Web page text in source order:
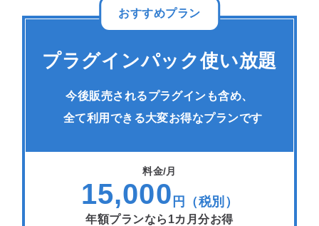
おすすめプラン
プラグインパック使い放題
今後販売されるプラグインも含め、
全て利用できる大変お得なプランです
料金/月
15,000 円（税別）
年額プランなら1カ月分お得